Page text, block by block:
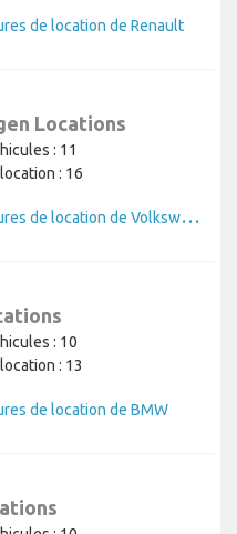
de location de Renault
Locations
: 11
: 16
V
oir les voitures de location de Volkswagen
: 10
: 13
de location de BMW